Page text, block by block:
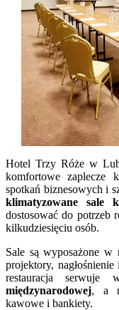
Hotel Trzy Róże w
komfortowe zaplecze
spotkań biznesowych i
klimatyzowane sale
dostosować do potrzeb
kilkudziesięciu osób.
Sale są wyposażone
projektory,
restauracja serwuje
międzynarodowej, a
kawowe i bankiety.